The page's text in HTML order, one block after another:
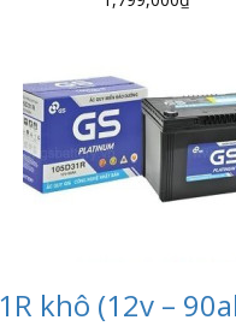
khô (12v –